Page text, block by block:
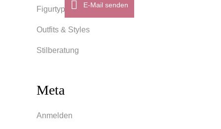
Figurtypen
Outfits & Styles
Stilberatung
Meta
Anmelden
E-Mail senden